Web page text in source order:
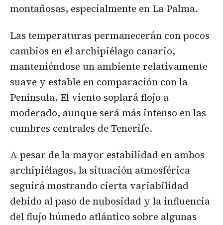
montañosas, especialmente en La Palma.
Las temperaturas permanecerán con pocos
cambios en el archipiélago canario,
manteniéndose un ambiente relativamente
suave y estable en comparación con la
Península. El viento soplará flojo a
moderado, aunque será más intenso en las
cumbres centrales de Tenerife.
A pesar de la mayor estabilidad en ambos
archipiélagos, la situación atmosférica
seguirá mostrando cierta variabilidad
debido al paso de nubosidad y la influencia
del flujo húmedo atlántico sobre algunas